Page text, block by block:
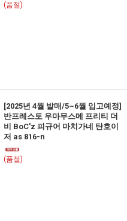
(품절)
[2025년 4월 발매/5~6월 입고예정]
반프레스토 우마무스메 프리티 더
비 BoC'z 피규어 마치가네 탄호이
저 as 816-n
(품절)